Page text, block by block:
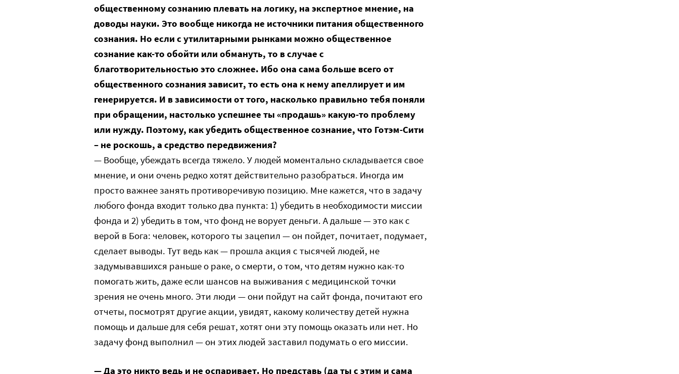
общественному сознанию плевать на логику, на экспертное мнение, на
доводы науки. Это вообще никогда не источники питания общественного
сознания. Но если с утилитарными рынками можно общественное
сознание как-то обойти или обмануть, то в случае с
благотворительностью это сложнее. Ибо она сама больше всего от
общественного сознания зависит, то есть она к нему апеллирует и им
генерируется. И в зависимости от того, насколько правильно тебя поняли
при обращении, настолько успешнее ты «продашь» какую-то проблему
или нужду. Поэтому, как убедить общественное сознание, что Готэм-Cити
– не роскошь, а средство передвижения?
— Вообще, убеждать всегда тяжело. У людей моментально складывается свое
мнение, и они очень редко хотят действительно разобраться. Иногда им
просто важнее занять противоречивую позицию. Мне кажется, что в задачу
любого фонда входит только два пункта: 1) убедить в необходимости миссии
фонда и 2) убедить в том, что фонд не ворует деньги. А дальше — это как с
верой в Бога: человек, которого ты зацепил — он пойдет, почитает, подумает,
сделает выводы. Тут ведь как — прошла акция с тысячей людей, не
задумывавшихся раньше о раке, о смерти, о том, что детям нужно как-то
помогать жить, даже если шансов на выживания с медицинской точки
зрения не очень много. Эти люди — они пойдут на сайт фонда, почитают его
отчеты, посмотрят другие акции, увидят, какому количеству детей нужна
помощь и дальше для себя решат, хотят они эту помощь оказать или нет. Но
задачу фонд выполнил — он этих людей заставил подумать о его миссии.
— Да это никто ведь и не оспаривает. Но представь (да ты с этим и сама